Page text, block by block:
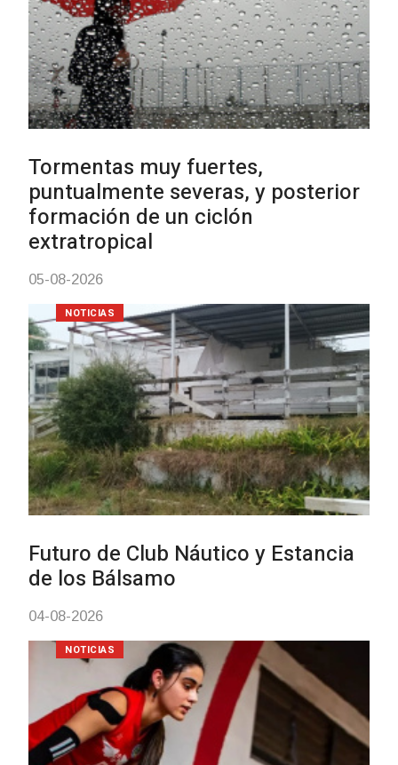
Clases de Muai Thai en Complejo
Charrúa
03-08-2026
Turismo accesible para personas
con discapacidad y adultos
mayores
03-08-2026
Actualización sobre la agenda de
vacunación contra el
meningococo
03-08-2026
NOTICIAS